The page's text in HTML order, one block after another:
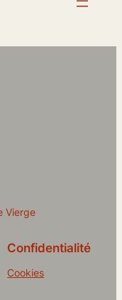
Vierge
Confidentialité
Cookies